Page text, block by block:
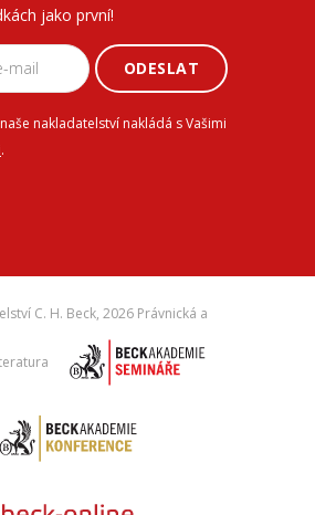
jako první!
ODESLAT
nakladatelství nakládá s Vašimi
.
C. H. Beck, 2026 Právnická a